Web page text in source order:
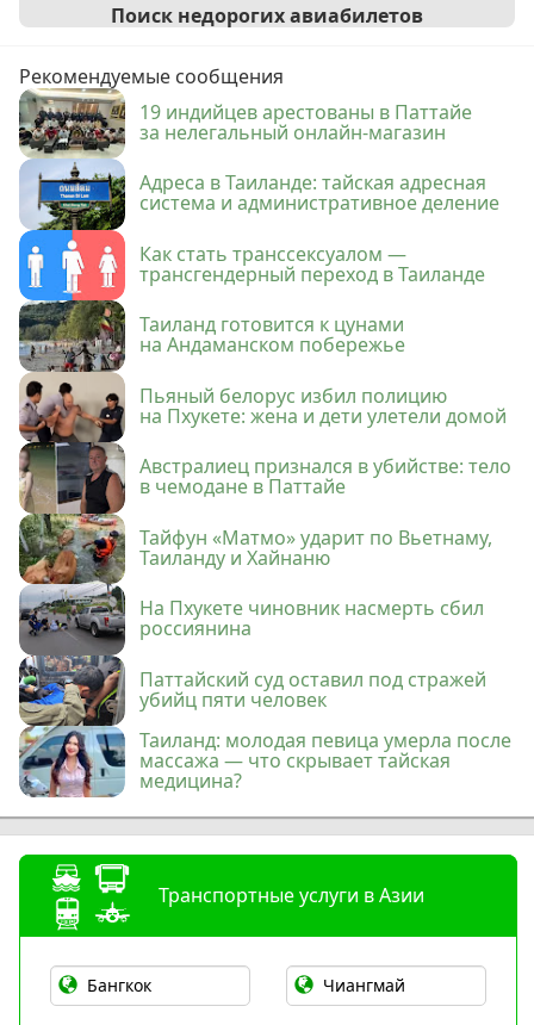
Поиск недорогих авиабилетов
Рекомендуемые сообщения
19 индийцев арестованы в Паттайе
за нелегальный онлайн-магазин
Адреса в Таиланде: тайская адресная
система и административное деление
Как стать транссексуалом —
трансгендерный переход в Таиланде
Таиланд готовится к цунами
на Андаманском побережье
Пьяный белорус избил полицию
на Пхукете: жена и дети улетели домой
Австралиец признался в убийстве: тело
в чемодане в Паттайе
Тайфун «Матмо» ударит по Вьетнаму,
Таиланду и Хайнаню
На Пхукете чиновник насмерть сбил
россиянина
Паттайский суд оставил под стражей
убийц пяти человек
Таиланд: молодая певица умерла после
массажа — что скрывает тайская
медицина?
Транспортные услуги в Азии